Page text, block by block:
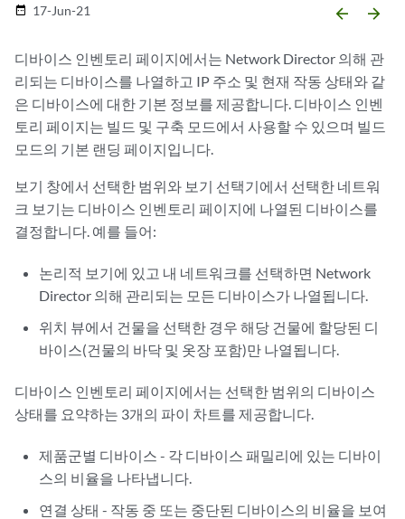
date_range 17-Jun-21 arrow_backward arrow_forward
디바이스 인벤토리 페이지에서는 Network Director 의해 관
리되는 디바이스를 나열하고 IP 주소 및 현재 작동 상태와 같
은 디바이스에 대한 기본 정보를 제공합니다. 디바이스 인벤
토리 페이지는 빌드 및 구축 모드에서 사용할 수 있으며 빌드
모드의 기본 랜딩 페이지입니다.
보기 창에서 선택한 범위와 보기 선택기에서 선택한 네트워
크 보기는 디바이스 인벤토리 페이지에 나열된 디바이스를
결정합니다. 예를 들어:
논리적 보기에 있고 내 네트워크를 선택하면 Network
Director 의해 관리되는 모든 디바이스가 나열됩니다.
위치 뷰에서 건물을 선택한 경우 해당 건물에 할당된 디
바이스(건물의 바닥 및 옷장 포함)만 나열됩니다.
디바이스 인벤토리 페이지에서는 선택한 범위의 디바이스
상태를 요약하는 3개의 파이 차트를 제공합니다.
제품군별 디바이스 - 각 디바이스 패밀리에 있는 디바이
스의 비율을 나타냅니다.
연결 상태 - 작동 중 또는 중단된 디바이스의 비율을 보여